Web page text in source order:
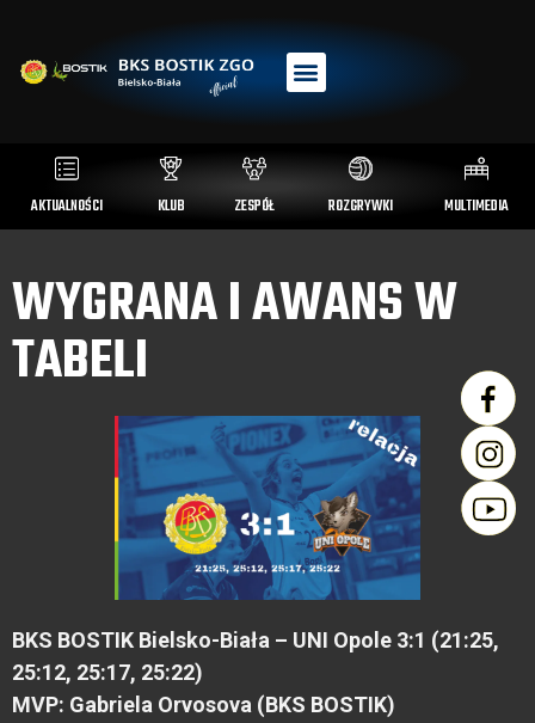
AKTUALNOŚCI KLUB ZESPÓŁ ROZGRYWKI MULTIMEDIA
WYGRANA I AWANS W
TABELI
BKS BOSTIK Bielsko-Biała – UNI Opole 3:1 (21:25,
25:12, 25:17, 25:22)
MVP: Gabriela Orvosova (BKS BOSTIK)